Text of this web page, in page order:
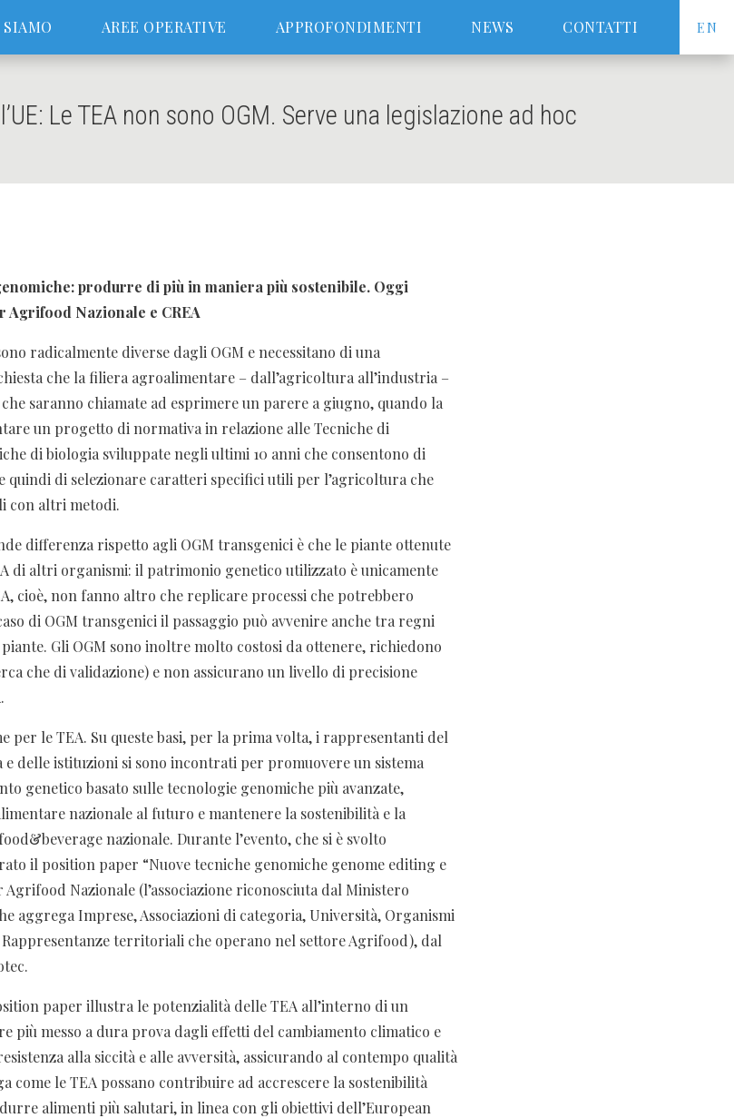
AREE OPERATIVE APPROFONDIMENTI NEWS CONTATTI EN
Le TEA non sono OGM. Serve una legislazione ad hoc
produrre di più in maniera più sostenibile. Oggi
Agrifood Nazionale e CREA
radicalmente diverse dagli OGM e necessitano di una
che la filiera agroalimentare – dall’agricoltura all’industria –
saranno chiamate ad esprimere un parere a giugno, quando la
un progetto di normativa in relazione alle Tecniche di
di biologia sviluppate negli ultimi 10 anni che consentono di
quindi di selezionare caratteri specifici utili per l’agricoltura che
con altri metodi.
differenza rispetto agli OGM transgenici è che le piante ottenute
di altri organismi: il patrimonio genetico utilizzato è unicamente
cioè, non fanno altro che replicare processi che potrebbero
di OGM transgenici il passaggio può avvenire anche tra regni
Gli OGM sono inoltre molto costosi da ottenere, richiedono
che di validazione) e non assicurano un livello di precisione
per le TEA. Su queste basi, per la prima volta, i rappresentanti del
delle istituzioni si sono incontrati per promuovere un sistema
genetico basato sulle tecnologie genomiche più avanzate,
nazionale al futuro e mantenere la sostenibilità e la
nazionale. Durante l’evento, che si è svolto
il position paper “Nuove tecniche genomiche genome editing e
Nazionale (l’associazione riconosciuta dal Ministero
aggrega Imprese, Associazioni di categoria, Università, Organismi
territoriali che operano nel settore Agrifood), dal
paper illustra le potenzialità delle TEA all’interno di un
più messo a dura prova dagli effetti del cambiamento climatico e
alla siccità e alle avversità, assicurando al contempo qualità
come le TEA possano contribuire ad accrescere la sostenibilità
alimenti più salutari, in linea con gli obiettivi dell’European